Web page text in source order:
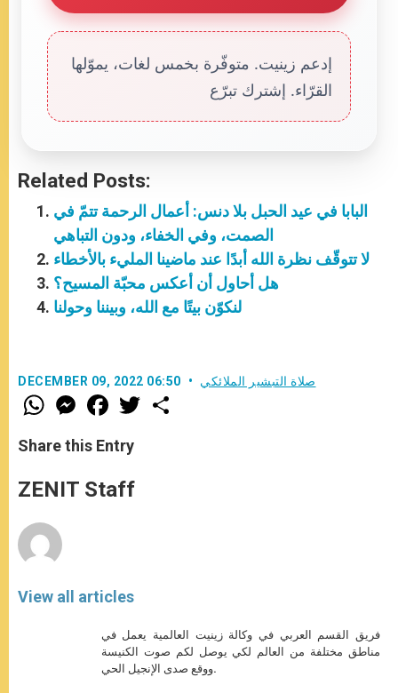
إدعم زينيت. متوفّرة بخمس لغات، يموّلها
القرّاء. إشترك تبرّع
Related Posts:
البابا في عيد الحبل بلا دنس: أعمال الرحمة تتمّ في
الصمت، وفي الخفاء، ودون التباهي
لا تتوقّف نظرة الله أبدًا عند ماضينا المليء بالأخطاء
هل أحاول أن أعكس محبّة المسيح؟
لنكوّن بيتًا مع الله، وبيننا وحولنا
DECEMBER 09, 2022 06:50 صلاة التبشير الملائكي
W
h
t
s
p
p
M
e
s
e
g
e
F
a
e
b
o
k
w
Share this Entry
ZENIT Staff
View all articles
فريق القسم العربي في وكالة زينيت العالمية يعمل في
مناطق مختلفة من العالم لكي يوصل لكم صوت الكنيسة
ووقع صدى الإنجيل الحي.